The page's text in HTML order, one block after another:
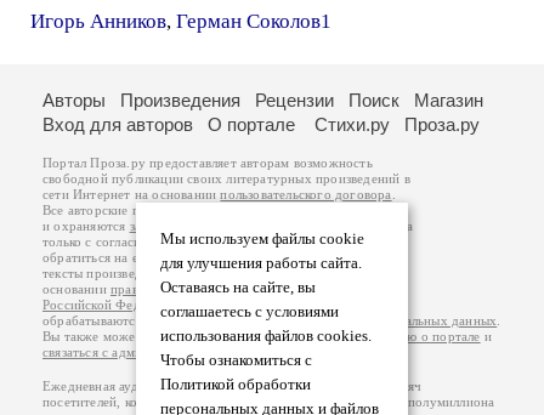
Игорь Анников, Герман Соколов1
Мы используем файлы cookie
для улучшения работы сайта.
Оставаясь на сайте, вы
соглашаетесь с условиями
использования файлов cookies.
Чтобы ознакомиться с
Политикой обработки
персональных данных и файлов
Авторы Произведения Рецензии Поиск
Магазин
Вход для авторов
О портале Стихи.ру Проза.ру
Портал Проза.ру предоставляет авторам возможность
свободной публикации своих литературных произведений в
сети Интернет на основаниипользовательского договора
Все авторские права на произведения принадлежат авторам
и охраняются законом
. Перепечатка произведений возможна
только с согласия его автора, к которому вы можете
обратиться на его авторской странице. Ответственность за
тексты произведений авторы несут самостоятельно на
основанииправил публикацииизаконодательства
Российской Федерации
обрабатываются на основанииПолитики обработки персональных данных
Вы также можете посмотреть более подробнуюинформацию о портале и
связаться с администрацией
Ежедневная аудитория портала Проза.ру – порядка 100 тысяч
посетителей, которые в общей сумме просматривают более полумиллиона